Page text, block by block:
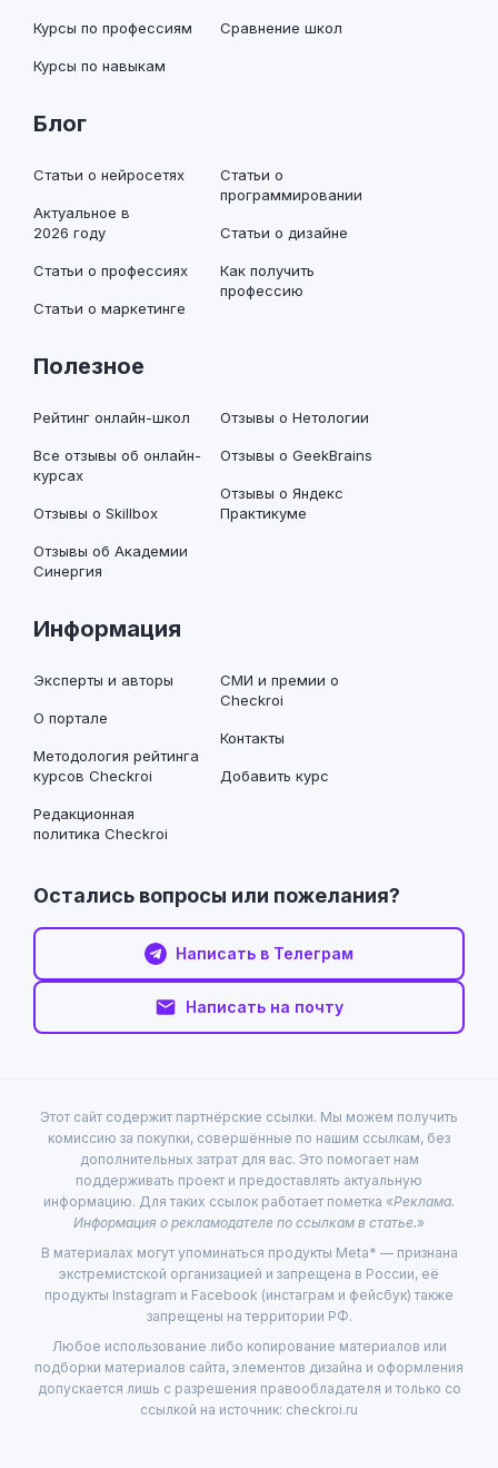
Курсы по профессиям
Курсы по навыкам
Сравнение школ
Блог
Статьи о нейросетях
Актуальное в
2026 году
Статьи о профессиях
Статьи о маркетинге
Статьи о
программировании
Статьи о дизайне
Как получить
профессию
Полезное
Рейтинг онлайн-школ
Все отзывы об онлайн-
курсах
Отзывы о Skillbox
Отзывы об Академии
Синергия
Отзывы о Нетологии
Отзывы о GeekBrains
Отзывы о Яндекс
Практикуме
Информация
Эксперты и авторы
О портале
Методология рейтинга
курсов Checkroi
Редакционная
политика Checkroi
СМИ и премии о
Checkroi
Контакты
Добавить курс
Остались вопросы или пожелания?
Написать в Телеграм
Написать на почту
Этот сайт содержит партнёрские ссылки. Мы можем получить
комиссию за покупки, совершённые по нашим ссылкам, без
дополнительных затрат для вас. Это помогает нам
поддерживать проект и предоставлять актуальную
информацию. Для таких ссылок работает пометка «Реклама.
Информация о рекламодателе по ссылкам в статье.»
В материалах могут упоминаться продукты Meta* — признана
экстремистской организацией и запрещена в России, её
продукты Instagram и Facebook (инстаграм и фейсбук) также
запрещены на территории РФ.
Любое использование либо копирование материалов или
подборки материалов сайта, элементов дизайна и оформления
допускается лишь с разрешения правообладателя и только со
ссылкой на источник: checkroi.ru